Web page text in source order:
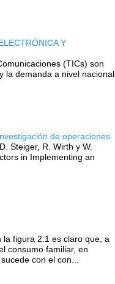
Y
(TICs) son
la demanda a nivel nacional
de operaciones
Steiger, R. Wirth y W.
in Implementing an
la figura 2.1 es claro que, a
consumo familiar, en
con el con...